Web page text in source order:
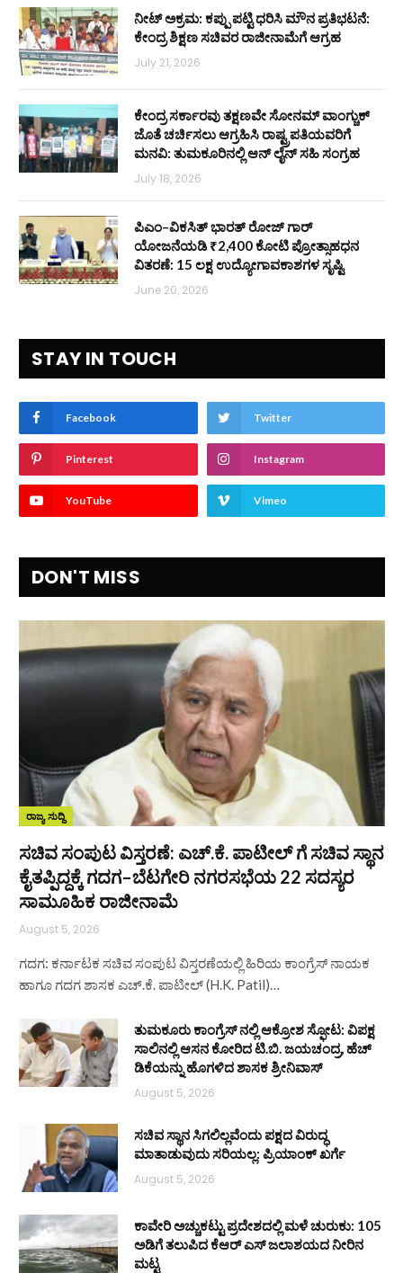
ನೀಟ್ ಅಕ್ರಮ: ಕಪ್ಪು ಪಟ್ಟಿ ಧರಿಸಿ ಮೌನ ಪ್ರತಿಭಟನೆ:
ಕೇಂದ್ರ ಶಿಕ್ಷಣ ಸಚಿವರ ರಾಜೀನಾಮೆಗೆ ಆಗ್ರಹ
July 21, 2026
ಕೇಂದ್ರ ಸರ್ಕಾರವು ತಕ್ಷಣವೇ ಸೋನಮ್ ವಾಂಗ್ಚುಕ್
ಜೊತೆ ಚರ್ಚಿಸಲು ಆಗ್ರಹಿಸಿ ರಾಷ್ಟ್ರಪತಿಯವರಿಗೆ
ಮನವಿ: ತುಮಕೂರಿನಲ್ಲಿ ಆನ್‌ ಲೈನ್ ಸಹಿ ಸಂಗ್ರಹ
July 18, 2026
ಪಿಎಂ–ವಿಕಸಿತ್ ಭಾರತ್ ರೋಜ್‌ ಗಾರ್
ಯೋಜನೆಯಡಿ ₹2,400 ಕೋಟಿ ಪ್ರೋತ್ಸಾಹಧನ
ವಿತರಣೆ: 15 ಲಕ್ಷ ಉದ್ಯೋಗಾವಕಾಶಗಳ ಸೃಷ್ಟಿ
June 20, 2026
STAY IN TOUCH
Facebook Twitter
Pinterest Instagram
YouTube Vimeo
DON'T MISS
ರಾಜ್ಯ ಸುದ್ದಿ
ಸಚಿವ ಸಂಪುಟ ವಿಸ್ತರಣೆ: ಎಚ್.ಕೆ. ಪಾಟೀಲ್ ಗೆ ಸಚಿವ ಸ್ಥಾನ
ಕೈತಪ್ಪಿದ್ದಕ್ಕೆ ಗದಗ–ಬೆಟಗೇರಿ ನಗರಸಭೆಯ 22 ಸದಸ್ಯರ
ಸಾಮೂಹಿಕ ರಾಜೀನಾಮೆ
August 5, 2026
ಗದಗ: ಕರ್ನಾಟಕ ಸಚಿವ ಸಂಪುಟ ವಿಸ್ತರಣೆಯಲ್ಲಿ ಹಿರಿಯ ಕಾಂಗ್ರೆಸ್ ನಾಯಕ
ಹಾಗೂ ಗದಗ ಶಾಸಕ ಎಚ್.ಕೆ. ಪಾಟೀಲ್ (H.K. Patil)…
ತುಮಕೂರು ಕಾಂಗ್ರೆಸ್ ನಲ್ಲಿ ಆಕ್ರೋಶ ಸ್ಫೋಟ: ವಿಪಕ್ಷ
ಸಾಲಿನಲ್ಲಿ ಆಸನ ಕೋರಿದ ಟಿ.ಬಿ. ಜಯಚಂದ್ರ, ಹೆಚ್
ಡಿಕೆಯನ್ನು ಹೊಗಳಿದ ಶಾಸಕ ಶ್ರೀನಿವಾಸ್
August 5, 2026
ಸಚಿವ ಸ್ಥಾನ ಸಿಗಲಿಲ್ಲವೆಂದು ಪಕ್ಷದ ವಿರುದ್ಧ
ಮಾತಾಡುವುದು ಸರಿಯಲ್ಲ: ಪ್ರಿಯಾಂಕ್ ಖರ್ಗೆ
August 5, 2026
ಕಾವೇರಿ ಅಚ್ಚುಕಟ್ಟು ಪ್ರದೇಶದಲ್ಲಿ ಮಳೆ ಚುರುಕು: 105
ಅಡಿಗೆ ತಲುಪಿದ ಕೆಆರ್ ಎಸ್ ಜಲಾಶಯದ ನೀರಿನ
ಮಟ್ಟ